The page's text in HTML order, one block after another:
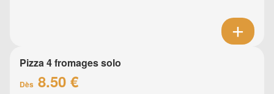
Pizza 4 fromages solo
Dès 8.50 €